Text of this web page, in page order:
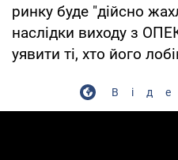
ринку буде "дійсно
наслідки виходу з
уявити ті, хто його